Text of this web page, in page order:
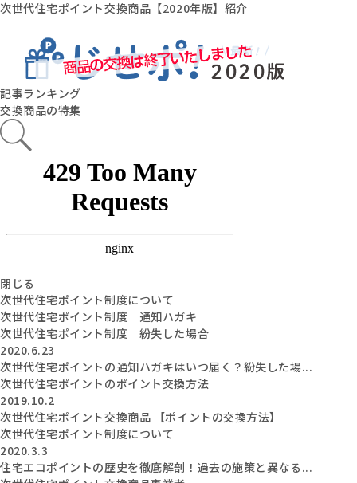
次世代住宅ポイント交換商品【2020年版】紹介
記事ランキング
交換商品の特集
閉じる
次世代住宅ポイント制度について
次世代住宅ポイント制度 通知ハガキ
次世代住宅ポイント制度 紛失した場合
2020.6.23
次世代住宅ポイントの通知ハガキはいつ届く？紛失した場...
次世代住宅ポイントのポイント交換方法
2019.10.2
次世代住宅ポイント交換商品 【ポイントの交換方法】
次世代住宅ポイント制度について
2020.3.3
住宅エコポイントの歴史を徹底解剖！過去の施策と異なる...